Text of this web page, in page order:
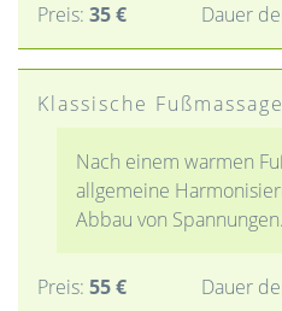
ONLINE BUCHEN
Dauer
Preis: 35 €
Klassische Fußmassage
Nach einem warmen
allgemeine
Abbau von Spannungen.
Dauer
Preis: 55 €